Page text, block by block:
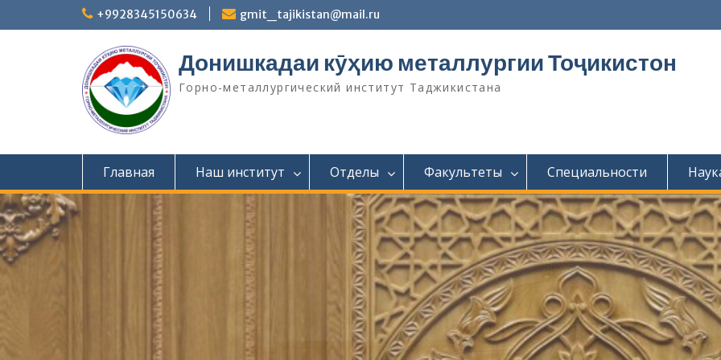
е
р
ж
и
м
о
+9928345150634 gmit_tajikistan@mail.ru
Донишкадаи кӯҳию металлургии Тоҷикистон
Горно-металлургический институт Таджикистана
Главная Наш институт Отделы Факультеты Специальности